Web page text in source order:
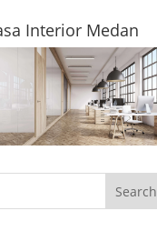
Interior Medan
Search